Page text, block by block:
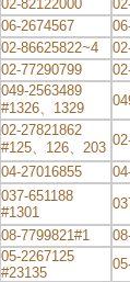
02-82122000
06-2674567
02-86625822~4
02-77290799
049-2563489
#1326、 1329
02-27821862
#125、 126、 203
04-27016855
037-651188
#1301
08-7799821#1
05-2267125
#23135